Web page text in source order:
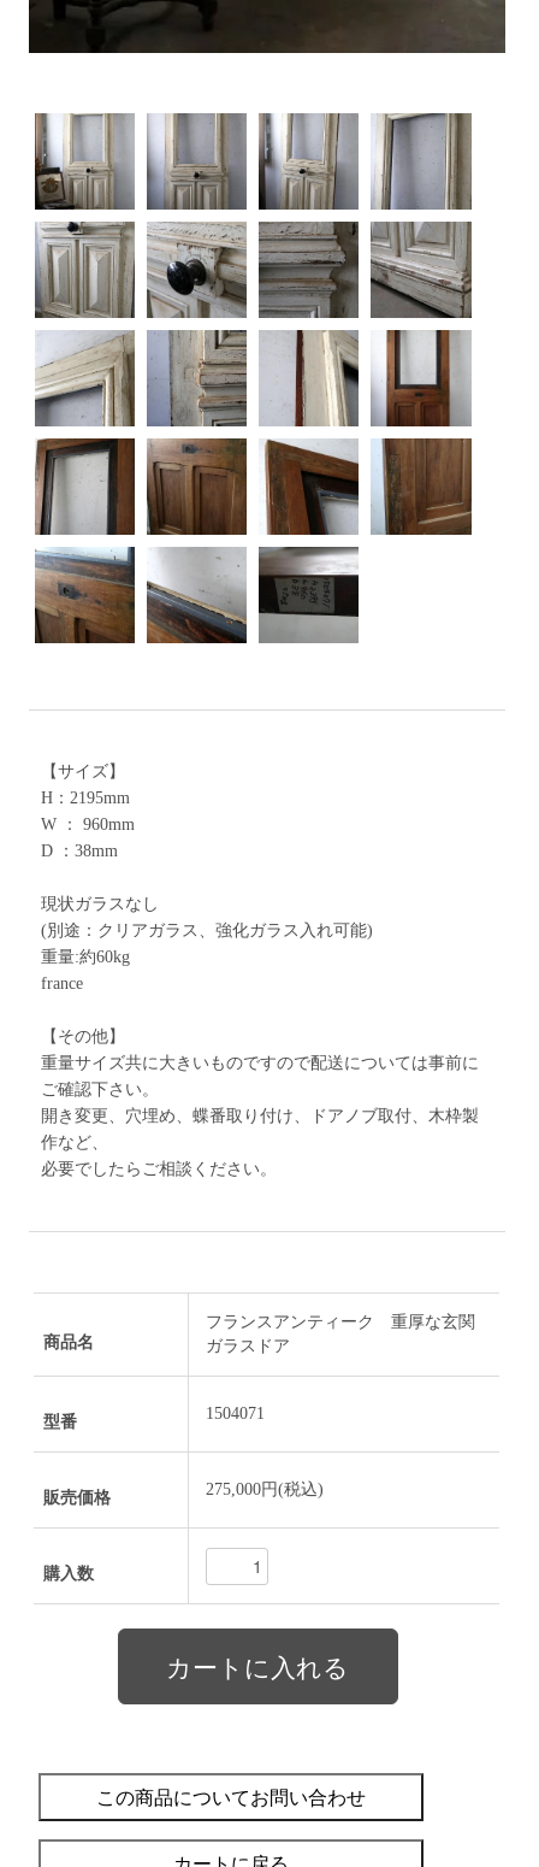
【サイズ】
H：2195mm
W ： 960mm
D ：38mm
現状ガラスなし
(別途：クリアガラス、強化ガラス入れ可能)
重量:約60kg
france
【その他】
重量サイズ共に大きいものですので配送については事前に
ご確認下さい。
開き変更、穴埋め、蝶番取り付け、ドアノブ取付、木枠製
作など、
必要でしたらご相談ください。
商品名
フランスアンティーク 重厚な玄関
ガラスドア
型番 1504071
販売価格 275,000円(税込)
購入数
この商品についてお問い合わせ